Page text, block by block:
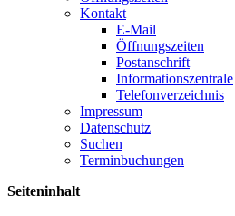
Kontakt
E-Mail
Öffnungszeiten
Postanschrift
Informationszentrale
Telefonverzeichnis
Impressum
Datenschutz
Suchen
Terminbuchungen
Seiteninhalt